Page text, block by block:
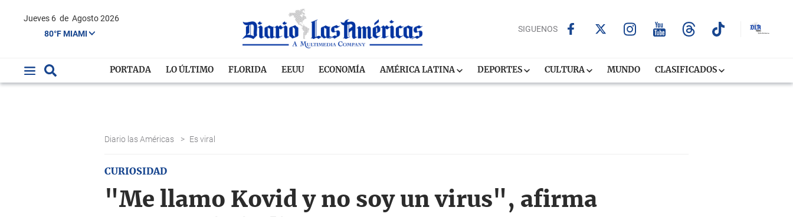
Jueves 6 de Agosto 2026
80°F MIAMI
SIGUENOS
PORTADA LO ÚLTIMO FLORIDA EEUU ECONOMÍA AMÉRICA LATINA DEPORTES CULTURA MUNDO CLASIFICADOS
Diario las Américas > Es viral
CURIOSIDAD
"Me llamo Kovid y no soy un virus", afirma